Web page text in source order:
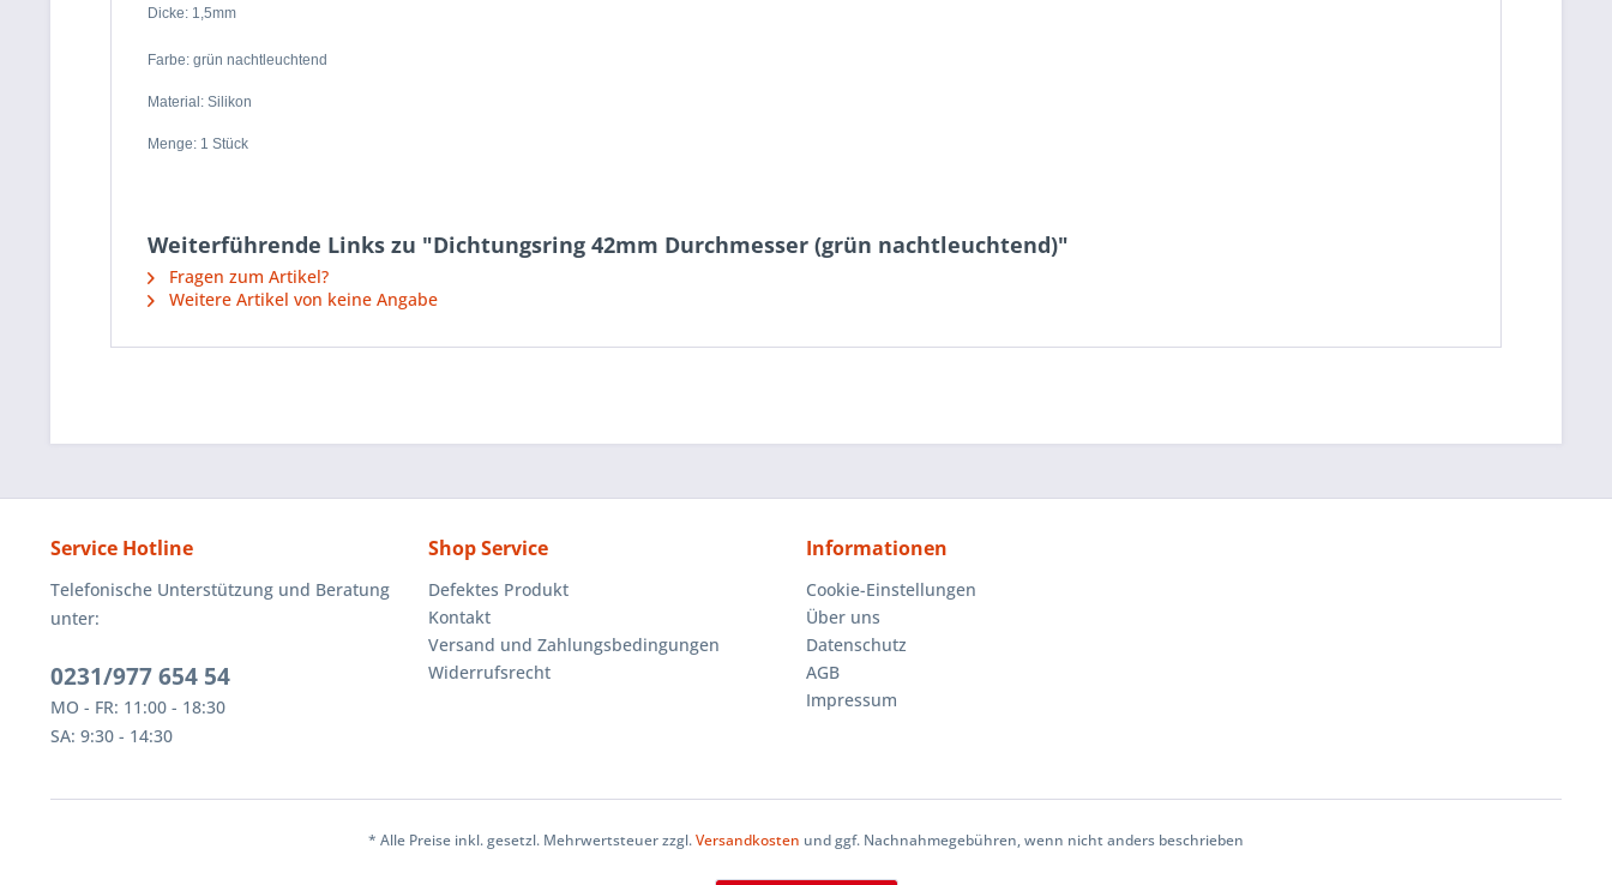
Dicke: 1,5mm
Farbe: grün nachtleuchtend
Material: Silikon
Menge: 1 Stück
Weiterführende Links zu "Dichtungsring 42mm Durchmesser (grün nachtleuchtend)"
Fragen zum Artikel?
Weitere Artikel von keine Angabe
Service Hotline
Telefonische Unterstützung und Beratung
unter:
0231/977 654 54
MO - FR: 11:00 - 18:30
SA: 9:30 - 14:30
Shop Service
Defektes Produkt
Kontakt
Versand und Zahlungsbedingungen
Widerrufsrecht
Informationen
Cookie-Einstellungen
Über uns
Datenschutz
AGB
Impressum
* Alle Preise inkl. gesetzl. Mehrwertsteuer zzgl.Versandkosten und ggf. Nachnahmegebühren, wenn nicht anders beschrieben